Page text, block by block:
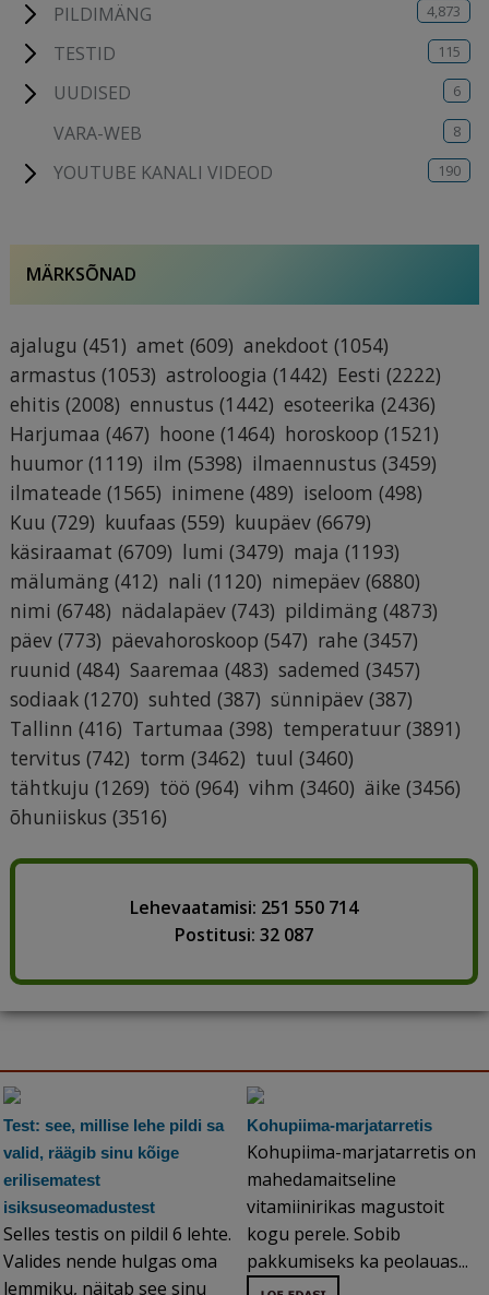
PILDIMÄNG 4,873
TESTID 115
UUDISED 6
VARA-WEB 8
YOUTUBE KANALI VIDEOD 190
MÄRKSÕNAD
ajalugu (451) amet (609) anekdoot (1054)
armastus (1053) astroloogia (1442) Eesti (2222)
ehitis (2008) ennustus (1442) esoteerika (2436)
Harjumaa (467) hoone (1464) horoskoop (1521)
huumor (1119) ilm (5398) ilmaennustus (3459)
ilmateade (1565) inimene (489) iseloom (498)
Kuu (729) kuufaas (559) kuupäev (6679)
käsiraamat (6709) lumi (3479) maja (1193)
mälumäng (412) nali (1120) nimepäev (6880)
nimi (6748) nädalapäev (743) pildimäng (4873)
päev (773) päevahoroskoop (547) rahe (3457)
ruunid (484) Saaremaa (483) sademed (3457)
sodiaak (1270) suhted (387) sünnipäev (387)
Tallinn (416) Tartumaa (398) temperatuur (3891)
tervitus (742) torm (3462) tuul (3460)
tähtkuju (1269) töö (964) vihm (3460) äike (3456)
õhuniiskus (3516)
Lehevaatamisi: 251 550 714
Postitusi: 32 087
Test: see, millise lehe pildi sa
valid, räägib sinu kõige
erilisematest
isiksuseomadustest
Selles testis on pildil 6 lehte.
Valides nende hulgas oma
lemmiku, näitab see sinu
Kohupiima-marjatarretis
Kohupiima-marjatarretis on
mahedamaitseline
vitamiinirikas magustoit
kogu perele. Sobib
pakkumiseks ka peolauas...